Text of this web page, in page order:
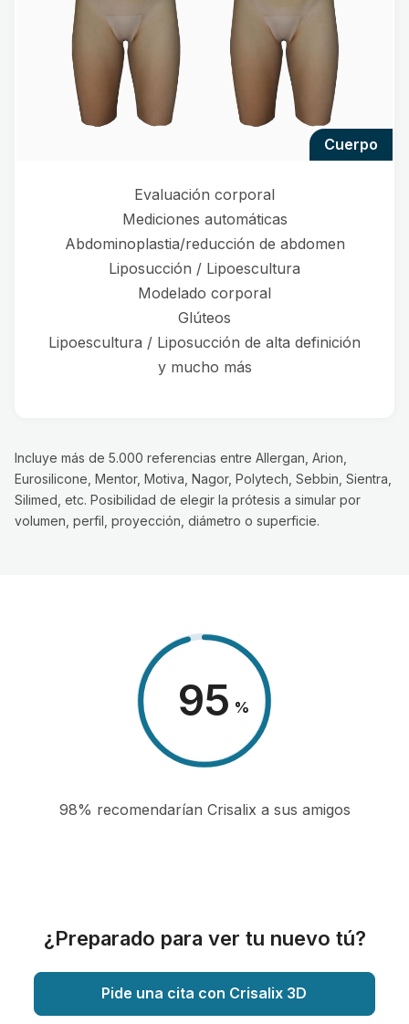
cuerpo
Evaluación corporal
Mediciones automáticas
Abdominoplastia/reducción de abdomen
Liposucción / Lipoescultura
Modelado corporal
Glúteos
Lipoescultura / Liposucción de alta definición
y mucho más
Incluye más de 5.000 referencias entre Allergan, Arion,
Eurosilicone, Mentor, Motiva, Nagor, Polytech, Sebbin, Sientra,
Silimed, etc. Posibilidad de elegir la prótesis a simular por
volumen, perfil, proyección, diámetro o superficie.
98 %
98% recomendarían Crisalix a sus amigos
¿Preparado para ver tu nuevo tú?
Pide una cita con Crisalix 3D